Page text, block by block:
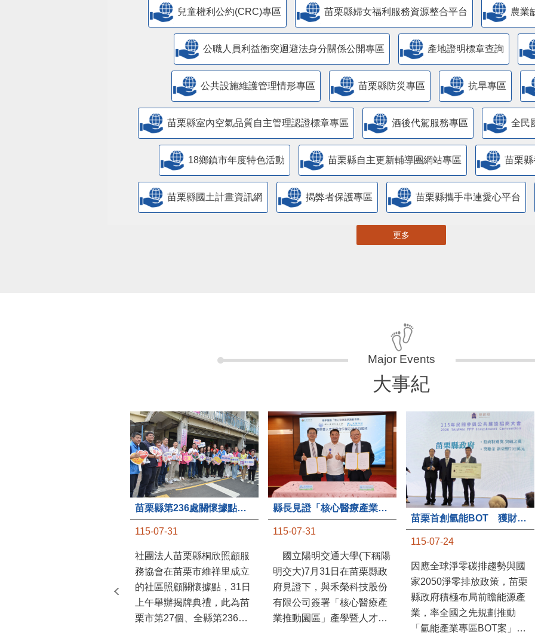
兒童權利公約(CRC)專區 苗栗縣婦女福利服務資源整合平台 農業
公職人員利益衝突迴避法身分關係公開專區 產地證明標章查詢
​公共設施維護管理情形專區 苗栗縣防災專區 抗旱專區
苗栗縣室內空氣品質自主管理認證標章專區 酒後代駕服務專區 全民
18鄉鎮市年度特色活動 苗栗縣自主更新輔導團網站專區 苗栗
苗栗縣國土計畫資訊網 揭弊者保護專區 苗栗縣攜手串連愛心平台
更多
大事紀
苗栗縣第236處關懷據點在苗栗市維祥里揭牌
115-07-31
社團法人苗栗縣桐欣照顧服
務協會在苗栗市維祥里成立
的社區照顧關懷據點，31日
上午舉辦揭牌典禮，此為苗
栗市第27個、全縣第236處
縣長見證「核心醫療產業推動園區」產學合作簽約儀式
115-07-31
國立陽明交通大學(下稱陽
明交大)7月31日在苗栗縣政
府見證下，與禾榮科技股份
有限公司簽署「核心醫療產
業推動園區」產學暨人才培
苗栗首創氫能BOT 獲財政部「突破之翼」肯定
115-07-24
因應全球淨零碳排趨勢與國
家2050淨零排放政策，苗栗
縣政府積極布局前瞻能源產
業，率全國之先規劃推動
「氫能產業專區BOT案」，